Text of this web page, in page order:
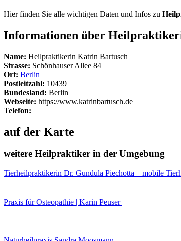
Hier finden Sie alle wichtigen Daten und Infos zu
Informationen über
Name: Heilpraktikerin Katrin Bartusch
Strasse: Schönhauser Allee 84
Ort: Berlin
Postleitzahl: 10439
Bundesland: Berlin
Webseite: https://www.katrinbartusch.de
Telefon:
auf der Karte
weitere Heilpraktiker in der Umgebung
Tierheilpraktikerin Dr. Gundula Piechotta – mobile
Praxis für Osteopathie | Karin Peuser